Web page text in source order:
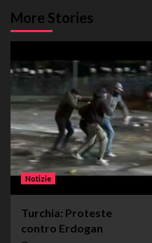
More Stories
Notizie
Turchia: Proteste
contro Erdogan